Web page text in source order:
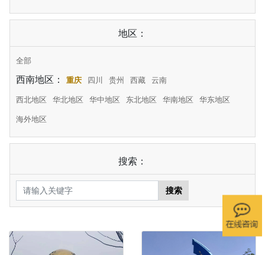
地区：
全部
西南地区： 重庆 四川 贵州 西藏 云南
西北地区 华北地区 华中地区 东北地区 华南地区 华东地区
海外地区
搜索：
搜索